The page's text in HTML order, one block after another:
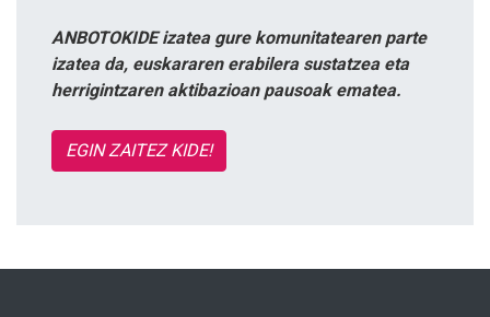
ANBOTOKIDE izatea gure komunitatearen parte
izatea da, euskararen erabilera sustatzea eta
herrigintzaren aktibazioan pausoak ematea.
EGIN ZAITEZ KIDE!